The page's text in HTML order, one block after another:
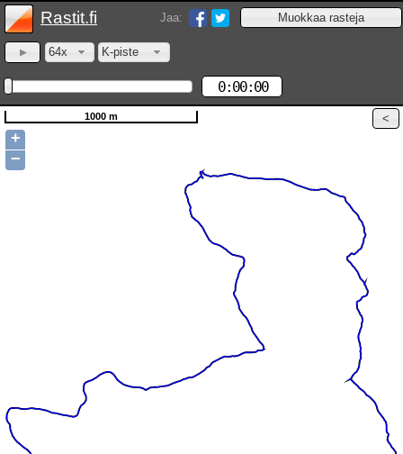
Rastit.fi Jaa:
64x K-piste
0:00:00
1000 m
+
−